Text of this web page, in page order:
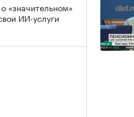
«значительном»
ИИ-услуги